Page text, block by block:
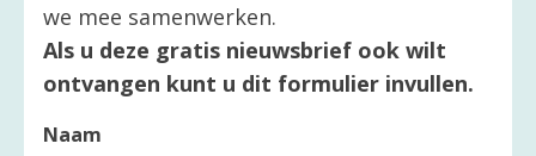
we mee samenwerken.
Als u deze gratis nieuwsbrief ook wilt
ontvangen kunt u dit formulier invullen.
Naam